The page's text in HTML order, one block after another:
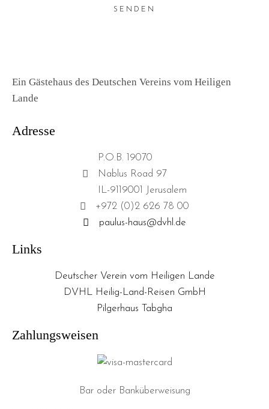
SENDEN
Ein Gästehaus des Deutschen Vereins vom Heiligen
Lande
Adresse
P.O.B. 19070
Nablus Road 97
IL-9119001 Jerusalem
+972 (0)2 626 78 00
paulus-haus@dvhl.de
Links
Deutscher Verein vom Heiligen Lande
DVHL Heilig-Land-Reisen GmbH
Pilgerhaus Tabgha
Zahlungsweisen
Bar oder Banküberweisung